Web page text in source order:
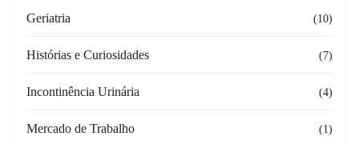
Geriatria (10)
Histórias e Curiosidades (7)
Incontinência Urinária (4)
Mercado de Trabalho (1)